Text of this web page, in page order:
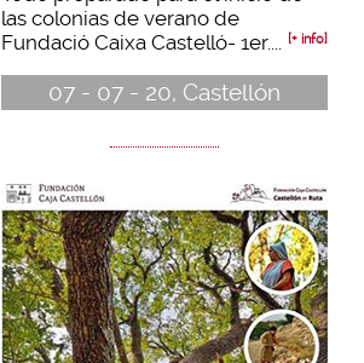
las colonias de verano de
Fundació Caixa Castelló- 1er....
[+ info]
07 - 07 - 20, Castellón